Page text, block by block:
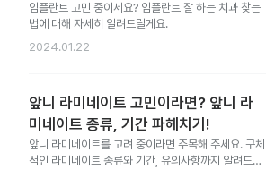
임플란트 고민 중이세요? 임플란트 잘 하는 치과 찾는
법에 대해 자세히 알려드릴게요.
2024.01.22
앞니 라미네이트 고민이라면? 앞니 라
미네이트 종류, 기간 파헤치기!
앞니 라미네이트를 고려 중이라면 주목해 주세요. 구체
적인 라미네이트 종류와 기간, 유의사항까지 알려드릴